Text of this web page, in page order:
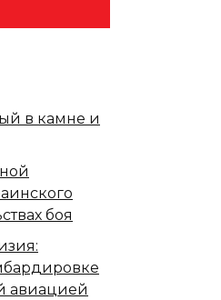
в камне и
боя
авиацией